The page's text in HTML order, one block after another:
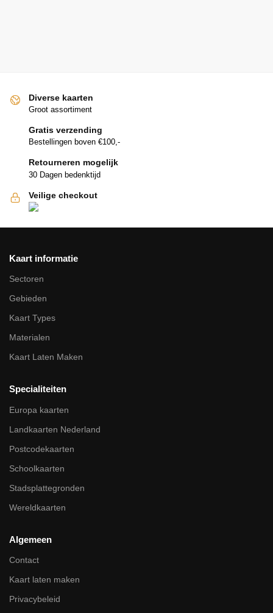
Diverse kaarten
Groot assortiment
Gratis verzending
Bestellingen boven €100,-
Retourneren mogelijk
30 Dagen bedenktijd
Veilige checkout
Kaart informatie
Sectoren
Gebieden
Kaart Types
Materialen
Kaart Laten Maken
Specialiteiten
Europa kaarten
Landkaarten Nederland
Postcodekaarten
Schoolkaarten
Stadsplattegronden
Wereldkaarten
Algemeen
Contact
Kaart laten maken
Privacybeleid